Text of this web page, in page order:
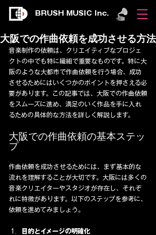
BRUSH MUSIC Inc.
大阪での作曲依頼を成功させる方法
音楽制作の依頼は、クリエイティブなプロジェ
クトの中でも特に繊細で重要なものです。特に大
阪のような大都市で作曲依頼を行う場合、成功
させるためにはいくつかのポイントを押さえる必
要があります。この記事では、大阪での作曲依頼
をスムーズに進め、満足のいく作品を手に入れ
るための具体的な方法を詳しく解説します。
大阪での作曲依頼の基本ステッ
プ
作曲依頼を成功させるためには、まず基本的な
流れを理解することが大切です。大阪には多くの
音楽クリエイターやスタジオが存在し、それぞ
れに特徴があります。以下のステップを参考に、
依頼を進めてみましょう。
目的とイメージの明確化